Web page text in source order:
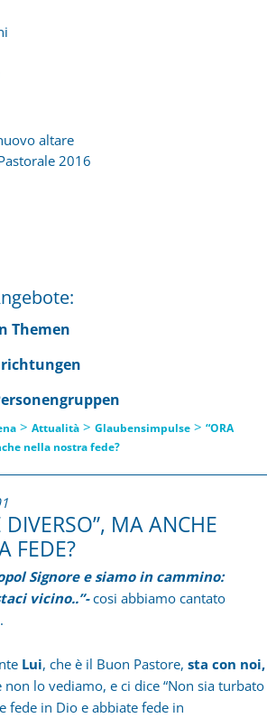
altare
2016
Themen
> Attualità > Glaubensimpulse > “ORA
nella nostra fede?
MA ANCHE
FEDE?
Signore e siamo in cammino:
vicino..”-cosi abbiamo cantato
Lui, che è il Buon Pastore, sta con noi,
non lo vediamo, e ci dice “Non sia turbato
fede in Dio e abbiate fede in